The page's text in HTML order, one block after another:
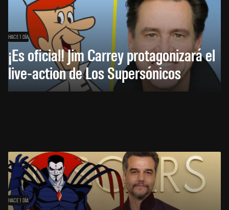
HACE 1 DÍA
¡Es oficial! Jim Carrey protagonizará el
live-action de Los Supersónicos
HACE 1 DÍA